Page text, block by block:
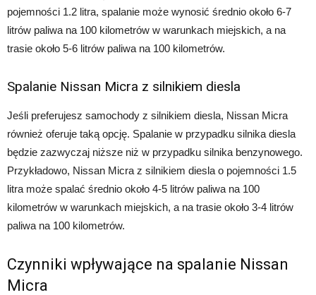
pojemności 1.2 litra, spalanie może wynosić średnio około 6-7
litrów paliwa na 100 kilometrów w warunkach miejskich, a na
trasie około 5-6 litrów paliwa na 100 kilometrów.
Spalanie Nissan Micra z silnikiem diesla
Jeśli preferujesz samochody z silnikiem diesla, Nissan Micra
również oferuje taką opcję. Spalanie w przypadku silnika diesla
będzie zazwyczaj niższe niż w przypadku silnika benzynowego.
Przykładowo, Nissan Micra z silnikiem diesla o pojemności 1.5
litra może spalać średnio około 4-5 litrów paliwa na 100
kilometrów w warunkach miejskich, a na trasie około 3-4 litrów
paliwa na 100 kilometrów.
Czynniki wpływające na spalanie Nissan
Micra